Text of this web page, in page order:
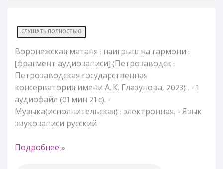
СЛУШАТЬ ПОЛНОСТЬЮ
Воронежская матаня : наигрыш на гармони :
[фрагмент аудиозаписи] (Петрозаводск :
Петрозаводская государственная
консерватория имени А. К. Глазунова, 2023) . - 1
аудиофайл (01 мин 21 с). -
Музыка(исполнительская) : электронная. - Язык
звукозаписи русский
Подробнее »